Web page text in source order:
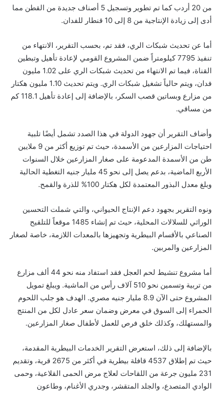
من 20 أردب كما تم تطوير وتسجيل 5 أصناف جديدة من القطن مما
أدى إلى زيادة الإنتاجية من 8 إلى 10 قنطار للفدان.
أما عن تحديث شبكات الري، فقد تم، بحسب التقرير، الانتهاء من
تنفيذ 7795 كيلومتراً ضمن المشروع القومي لإعادة تأهيل وتبطين
القناة، فيما تم الانتهاء من تحديث شبكات الري على 1.02 مليون
فدان، ويتم حالياً تشغيل شبكات الري. ويتم تحديث 1.10 مليون هكتار
من مزارع وبساتين قصب السكر، بالإضافة إلى إعادة تأهيل 118.1 كم
من مساقي.
وأضاف التقرير أن جهود الدولة في هذا الصدد تشمل أيضًا تلبية
احتياجات المزارعين من الأسمدة، حيث تم توزيع أكثر من 9 ملايين
طن من الأسمدة المدعومة على صغار المزارعين خلال السنوات
الأربع الماضية، بدعم يصل إلى نحو 45 مليار جنيه التغطية الحالية
وبلغ معدل البذور المعتمدة لكل هكتار 100% للذرة والقمح.
ونوه التقرير بجهود دعم الإنتاج الحيواني، والتي شملت التحسين
الوراثي للسلالات المحلية، حيث تم إنشاء 1485 موقعاً للتلقيح
الصناعي بالأقسام البيطرية وتجهيزها بالمعدات اللازمة، خاصة لصغار
المزارعين والمربين.
أما مشروع تنشيط لحم العجل فقد استفاد منه نحو 44 ألف مزارع
من تربية وتسمين نحو 510 آلاف رأس من الماشية. ويبلغ تمويل
المشروع حتى الآن 8.9 مليار جنيه مصري. الهدف هو جلب اللحوم
الحمراء إلى السوق في معرض وضمان سعر عادل لكل من المنتج
والمستهلك، وكذلك خلق فرص للعمل لأطفال صغار المزارعين.
بالإضافة إلى ذلك، استعرض التقرير الخدمات البيطرية المقدمة،
حيث تم إطلاق 4537 قافلة بيطرية في أكثر من 2675 قرية، وتقديم
231 مليون جرعة من اللقاحات لعلاج مرض الحمى القلاعية، وحمى
الوادي المتصدع، والجلد المتقشر، وجدري الأغنام، وطاعون